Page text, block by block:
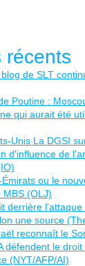
récents